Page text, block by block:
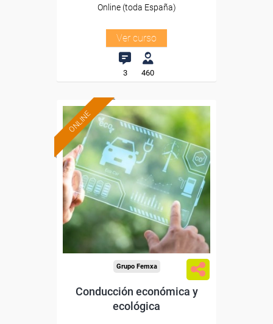
Online (toda España)
Ver curso
3 460
ONLINE
Formación 100%
subvencionada.
Para desempleados,
trabajadores y autónomos.
Sector
-Transporte y Logística.
Grupo Femxa
Conducción económica y
ecológica